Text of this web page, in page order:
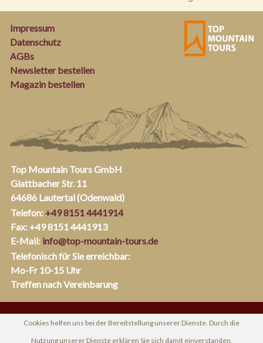
Impressum
Datenschutz
AGBs
Newsletter bestellen
Magazin bestellen
Top Mountain Tours GmbH
Glattbacher Str. 11
64686 Lautertal (Odenwald)
Telefon: +49 8151 4441914
Fax: +49 8151 4441913
E-Mail: info@top-mountain-tours.de
Telefonisch für Sie erreichbar:
Mo-Fr 10-15 Uhr
Treffen nach Vereinbarung
Cookies helfen uns bei der Bereitstellung unserer Dienste. Durch die
Nutzung unserer Dienste erklären Sie sich damit einverstanden,